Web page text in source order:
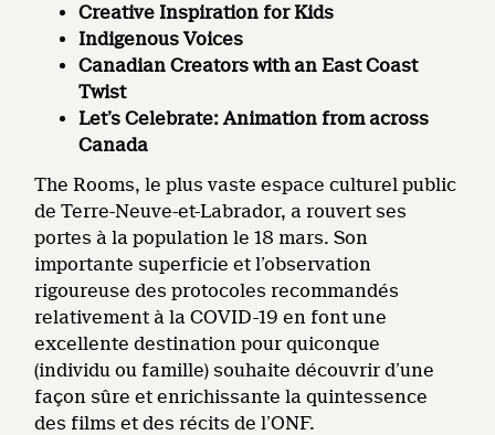
Creative Inspiration for Kids
Indigenous Voices
Canadian Creators with an East Coast
Twist
Let’s Celebrate: Animation from across
Canada
The Rooms, le plus vaste espace culturel public
de Terre-Neuve-et-Labrador, a rouvert ses
portes à la population le 18 mars. Son
importante superficie et l’observation
rigoureuse des protocoles recommandés
relativement à la COVID-19 en font une
excellente destination pour quiconque
(individu ou famille) souhaite découvrir d’une
façon sûre et enrichissante la quintessence
des films et des récits de l’ONF.